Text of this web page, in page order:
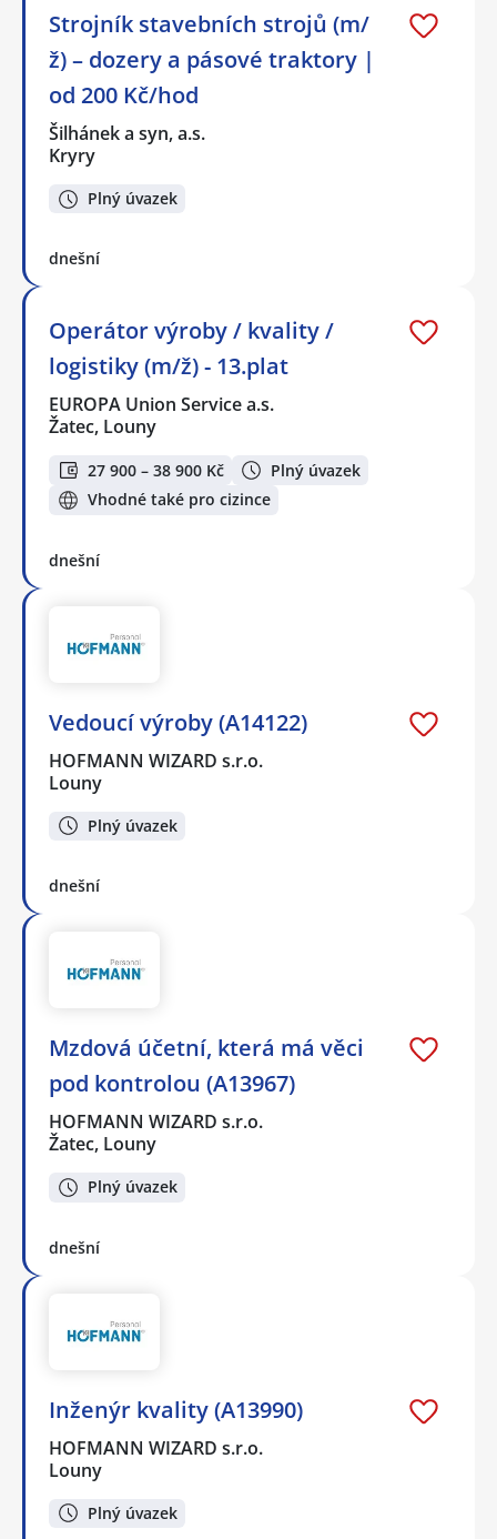
Strojník stavebních strojů (m/
ž) – dozery a pásové traktory |
od 200 Kč/hod
Šilhánek a syn, a.s.
Kryry
Plný úvazek
dnešní
Operátor výroby / kvality /
logistiky (m/ž) - 13.plat
EUROPA Union Service a.s.
Žatec, Louny
27 900 – 38 900 Kč
Plný úvazek
Vhodné také pro cizince
dnešní
Vedoucí výroby (A14122)
HOFMANN WIZARD s.r.o.
Louny
Plný úvazek
dnešní
Mzdová účetní, která má věci
pod kontrolou (A13967)
HOFMANN WIZARD s.r.o.
Žatec, Louny
Plný úvazek
dnešní
Inženýr kvality (A13990)
HOFMANN WIZARD s.r.o.
Louny
Plný úvazek